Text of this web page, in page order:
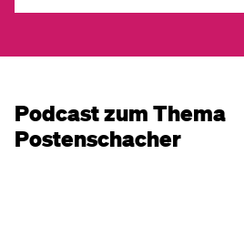
Podcast zum Thema
Postenschacher